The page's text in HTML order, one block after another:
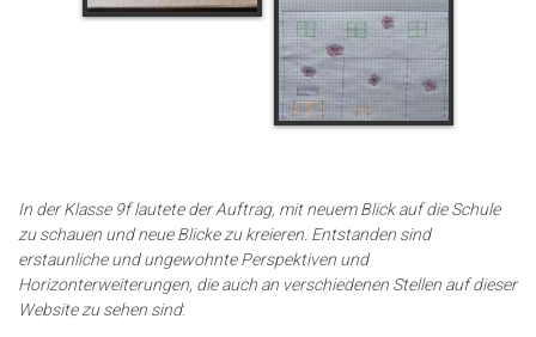
In der Klasse 9f lautete der Auftrag, mit neuem Blick auf die Schule
zu schauen und neue Blicke zu kreieren. Entstanden sind
erstaunliche und ungewohnte Perspektiven und
Horizonterweiterungen, die auch an verschiedenen Stellen auf dieser
Website zu sehen sind: